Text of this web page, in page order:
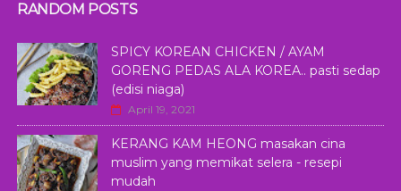
RANDOM POSTS
SPICY KOREAN CHICKEN / AYAM
GORENG PEDAS ALA KOREA.. pasti sedap
(edisi niaga)
April 19, 2021
KERANG KAM HEONG masakan cina
muslim yang memikat selera - resepi
mudah